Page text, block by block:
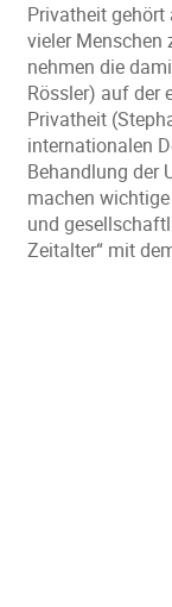
Privatheit
vieler Menschen
nehmen die
Rössler) auf der
Privatheit
internationalen
Behandlung der
machen
und
Zeitalter“ mit